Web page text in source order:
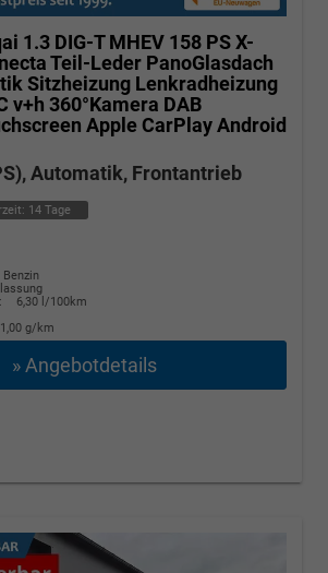
1.3 DIG-T MHEV 158 PS X-
Teil-Leder PanoGlasdach
Sitzheizung Lenkradheizung
v+h 360°Kamera DAB
Apple CarPlay Android
Automatik, Frontantrieb
14 Tage
Benzin
6,30 l/100km
g/km
» Angebotdetails